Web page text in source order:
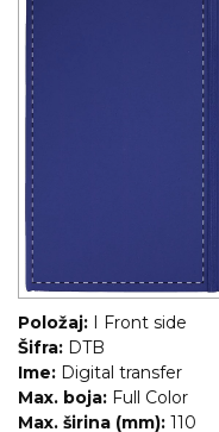
Položaj: I Front side
Šifra: DTB
Ime: Digital transfer
Max. boja: Full Color
Max. širina (mm): 110